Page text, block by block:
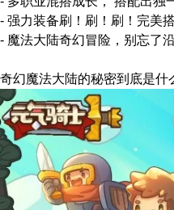
- 强力装备刷！刷！刷！完美
- 魔法大陆奇幻冒险，别忘了
奇幻魔法大陆的秘密到底是什